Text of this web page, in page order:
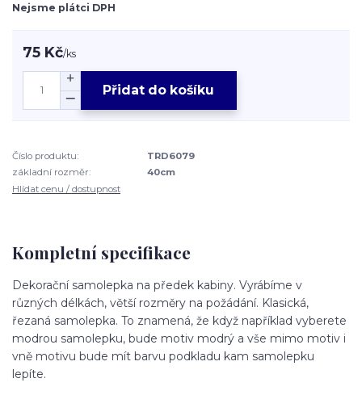
Nejsme plátci DPH
75 Kč/ks
Přidat do košíku
Číslo produktu:
TRD6079
základní rozměr:
40cm
Hlídat cenu / dostupnost
Kompletní specifikace
Dekorační samolepka na předek kabiny. Vyrábíme v
různých délkách, větší rozměry na požádání. Klasická,
řezaná samolepka. To znamená, že když například vyberete
modrou samolepku, bude motiv modrý a vše mimo motiv i
vně motivu bude mít barvu podkladu kam samolepku
lepíte.